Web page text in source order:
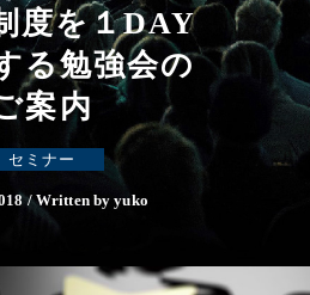
度を１DAY
る勉強会の
案内
セミナー
/ Written by yuko